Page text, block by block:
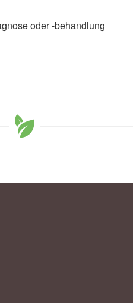
oder -behandlung